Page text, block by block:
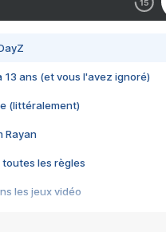
13 ans (et vous l'avez ignoré)
(littéralement)
Rayan
toutes les règles
les jeux vidéo